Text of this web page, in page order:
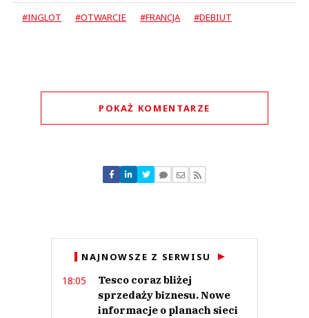
#INGLOT #OTWARCIE #FRANCJA #DEBIUT
POKAŻ KOMENTARZE
Nie znaleziono komentarzy
Zostaw swoje komentarze
NAJNOWSZE Z SERWISU
18:05
Tesco coraz bliżej
sprzedaży biznesu. Nowe
informacje o planach sieci